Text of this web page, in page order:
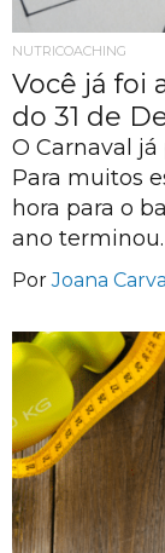
NUTRICOACHING
Você já foi
do 31 de
O Carnaval
Para muitos
hora para o
ano terminou.
PorJoana